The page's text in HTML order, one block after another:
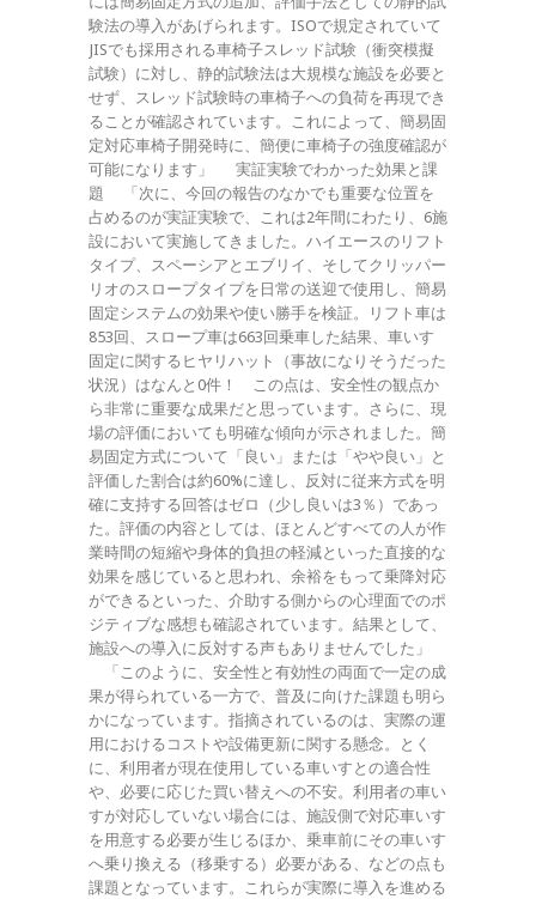
験法の導入があげられます。ISOで規定されていて
JISでも採用される車椅子スレッド試験（衝突模擬
試験）に対し、静的試験法は大規模な施設を必要と
せず、スレッド試験時の車椅子への負荷を再現でき
ることが確認されています。これによって、簡易固
定対応車椅子開発時に、簡便に車椅子の強度確認が
可能になります」 実証実験でわかった効果と課
題 「次に、今回の報告のなかでも重要な位置を
占めるのが実証実験で、これは2年間にわたり、6施
設において実施してきました。ハイエースのリフト
タイプ、スペーシアとエブリイ、そしてクリッパー
リオのスロープタイプを日常の送迎で使用し、簡易
固定システムの効果や使い勝手を検証。リフト車は
853回、スロープ車は663回乗車した結果、車いす
固定に関するヒヤリハット（事故になりそうだった
状況）はなんと0件！ この点は、安全性の観点か
ら非常に重要な成果だと思っています。さらに、現
場の評価においても明確な傾向が示されました。簡
易固定方式について「良い」または「やや良い」と
評価した割合は約60%に達し、反対に従来方式を明
確に支持する回答はゼロ（少し良いは3％）であっ
た。評価の内容としては、ほとんどすべての人が作
業時間の短縮や身体的負担の軽減といった直接的な
効果を感じていると思われ、余裕をもって乗降対応
ができるといった、介助する側からの心理面でのポ
ジティブな感想も確認されています。結果として、
施設への導入に反対する声もありませんでした」
「このように、安全性と有効性の両面で一定の成
果が得られている一方で、普及に向けた課題も明ら
かになっています。指摘されているのは、実際の運
用におけるコストや設備更新に関する懸念。とく
に、利用者が現在使用している車いすとの適合性
や、必要に応じた買い替えへの不安。利用者の車い
すが対応していない場合には、施設側で対応車いす
を用意する必要が生じるほか、乗車前にその車いす
へ乗り換える（移乗する）必要がある、などの点も
課題となっています。これらが実際に導入を進める